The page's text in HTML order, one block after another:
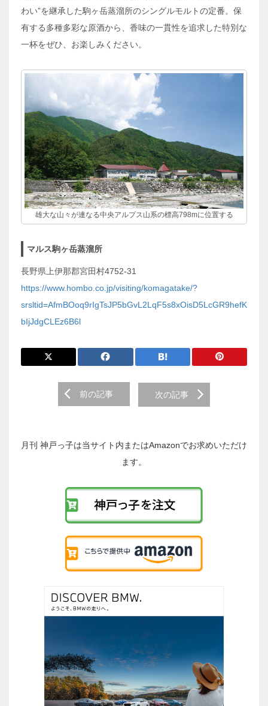
わい”を継承した駒ヶ岳蒸溜所のシングルモルトの定番。保
有する多種多彩な原酒から、香味の一貫性を追求した特別な
一杯をぜひ、お楽しみください。
雄大な山々が連なる中央アルプス山系の標高798mに位置する
マルス駒ヶ岳蒸溜所
長野県上伊那郡宮田村4752-31
https://www.hombo.co.jp/visiting/komagatake/?
srsltid=AfmBOoq9rIgTsJP5bGvL2LqF5s8xOisD5LcGR9hefK
bIjJdgCLEz6B6l
稿
前の記事 次の記事
月刊 神戸っ子は当サイト内またはAmazonでお求めいただけ
ます。